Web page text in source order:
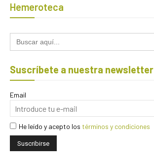
Hemeroteca
Buscar:
Suscríbete a nuestra newsletter
Email
He leído y acepto los términos y condiciones